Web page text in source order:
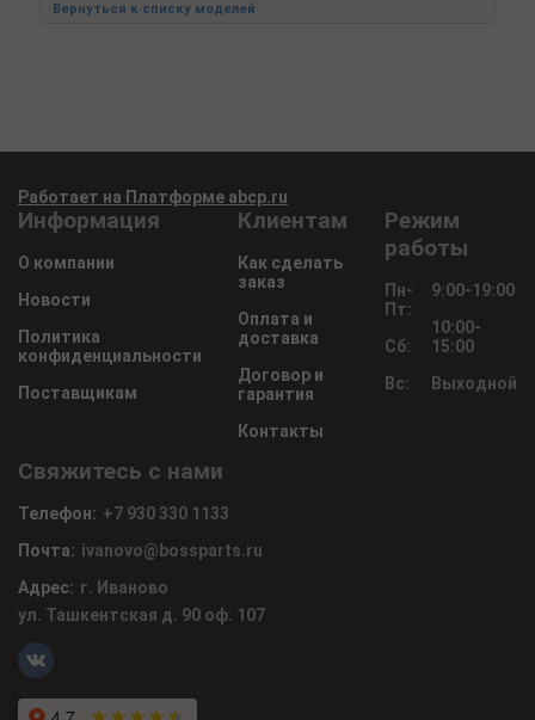
Работает на Платформе abcp.ru
Информация
О компании
Новости
Политика
конфиденциальности
Поставщикам
Клиентам
Как сделать
заказ
Оплата и
доставка
Договор и
гарантия
Контакты
Режим
работы
Пн-
Пт:
Сб:
Вс:
9:00-19:00
10:00-
15:00
Выходной
Свяжитесь с нами
Телефон: +7 930 330 1133
Почта: ivanovo@bossparts.ru
Адрес: г. Иваново
ул. Ташкентская д. 90 оф. 107